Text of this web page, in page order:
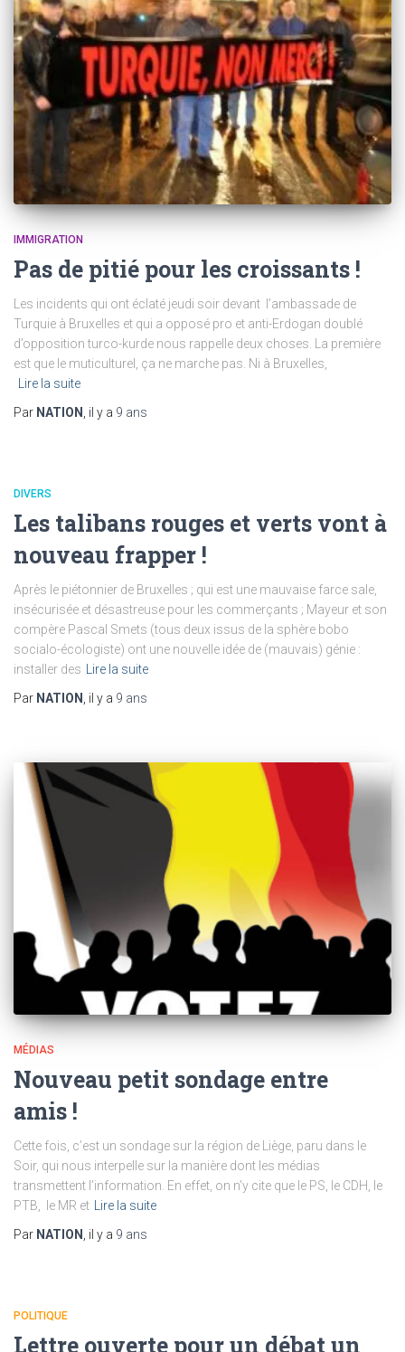
IMMIGRATION
Pas de pitié pour les croissants !
Les incidents qui ont éclaté jeudi soir devant l’ambassade de
Turquie à Bruxelles et qui a opposé pro et anti-Erdogan doublé
d’opposition turco-kurde nous rappelle deux choses. La première
est que le muticulturel, ça ne marche pas. Ni à Bruxelles,
Lire la suite
Par NATION , il y a 9 ans
DIVERS
Les talibans rouges et verts vont à
nouveau frapper !
Après le piétonnier de Bruxelles ; qui est une mauvaise farce sale,
insécurisée et désastreuse pour les commerçants ; Mayeur et son
compère Pascal Smets (tous deux issus de la sphère bobo
socialo-écologiste) ont une nouvelle idée de (mauvais) génie :
installer des
Lire la suite
Par NATION , il y a 9 ans
MÉDIAS
Nouveau petit sondage entre
amis !
Cette fois, c’est un sondage sur la région de Liège, paru dans le
Soir, qui nous interpelle sur la manière dont les médias
transmettent l’information. En effet, on n’y cite que le PS, le CDH, le
PTB, le MR et
Lire la suite
Par NATION , il y a 9 ans
POLITIQUE
Lettre ouverte pour un débat un